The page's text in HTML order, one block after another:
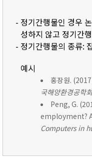
- 정기간행물인 경우
성하지 않고 정기간
- 정기간행물의 종류:
예시
홍장원.
국해양환경공학
Peng, G.
employment?
Computers in